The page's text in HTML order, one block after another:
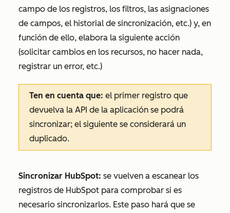
campo de los registros, los filtros, las asignaciones
de campos, el historial de sincronización, etc.) y, en
función de ello, elabora la siguiente acción
(solicitar cambios en los recursos, no hacer nada,
registrar un error, etc.)
Ten en cuenta que: el primer registro que
devuelva la API de la aplicación se podrá
sincronizar; el siguiente se considerará un
duplicado.
Sincronizar HubSpot: se vuelven a escanear los
registros de HubSpot para comprobar si es
necesario sincronizarlos. Este paso hará que se